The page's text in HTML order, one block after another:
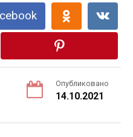
Опубликовано
14.10.2021